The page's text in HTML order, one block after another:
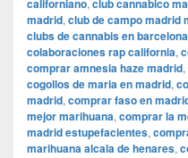
californiano, club cannabico
madrid, club de campo madrid
clubs de cannabis en barcelona
colaboraciones rap california,
comprar amnesia haze madrid,
cogollos de maria en madrid,
madrid, comprar faso en
mejor marihuana, comprar la
madrid estupefacientes,
marihuana alcala de henares,